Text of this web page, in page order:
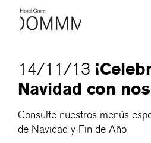
Roca Barcelona
Spa
Lobby & Club
Eventos
14/11/13
Navidad con
Consulte nuestros menús
de Navidad y Fin de Año